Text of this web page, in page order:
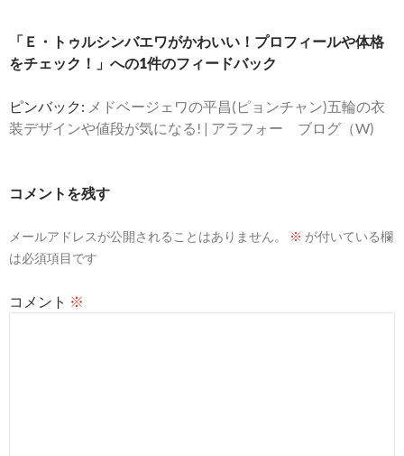
シ
ョ
ン
「Ｅ・トゥルシンバエワがかわいい！プロフィールや体格
をチェック！」への1件のフィードバック
ピンバック: メドベージェワの平昌(ピョンチャン)五輪の衣
装デザインや値段が気になる! | アラフォー ブログ（W)
コメントを残す
メールアドレスが公開されることはありません。 ※ が付いている欄
は必須項目です
コメント ※